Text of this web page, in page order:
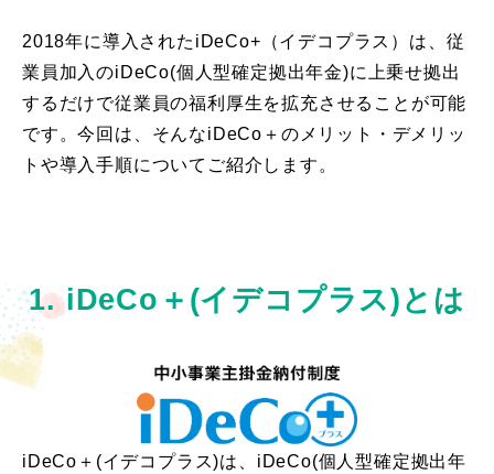
2018年に導入されたiDeCo+（イデコプラス）は、従
業員加入のiDeCo(個人型確定拠出年金)に上乗せ拠出
するだけで従業員の福利厚生を拡充させることが可能
です。今回は、そんなiDeCo＋のメリット・デメリッ
トや導入手順についてご紹介します。
1. iDeCo＋(イデコプラス)とは
iDeCo＋(イデコプラス)は、iDeCo(個人型確定拠出年